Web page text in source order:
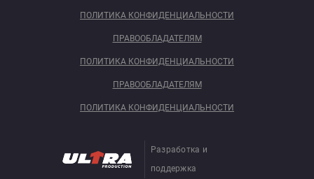
ПОЛИТИКА КОНФИДЕНЦИАЛЬНОСТИ
ПРАВООБЛАДАТЕЛЯМ
ПОЛИТИКА КОНФИДЕНЦИАЛЬНОСТИ
ПРАВООБЛАДАТЕЛЯМ
ПОЛИТИКА КОНФИДЕНЦИАЛЬНОСТИ
Разработка и
поддержка